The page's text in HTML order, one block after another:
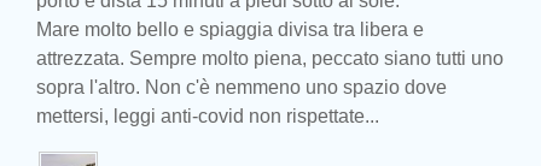
Mare molto bello e spiaggia divisa tra libera e
attrezzata. Sempre molto piena, peccato siano tutti uno
sopra l'altro. Non c'è nemmeno uno spazio dove
mettersi, leggi anti-covid non rispettate...